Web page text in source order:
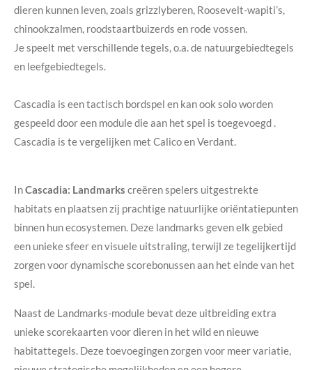
dieren kunnen leven, zoals grizzlyberen, Roosevelt-wapiti’s,
chinookzalmen, roodstaartbuizerds en rode vossen.
Je speelt met verschillende tegels, o.a. de natuurgebiedtegels
en leefgebiedtegels.
Cascadia is een tactisch bordspel en kan ook solo worden
gespeeld door een module die aan het spel is toegevoegd .
Cascadia is te vergelijken met Calico en Verdant.
InCascadia: Landmarks creëren spelers uitgestrekte
habitats en plaatsen zij prachtige natuurlijke oriëntatiepunten
binnen hun ecosystemen. Deze landmarks geven elk gebied
een unieke sfeer en visuele uitstraling, terwijl ze tegelijkertijd
zorgen voor dynamische scorebonussen aan het einde van het
spel.
Naast de Landmarks-module bevat deze uitbreiding extra
unieke scorekaarten voor dieren in het wild en nieuwe
habitattegels. Deze toevoegingen zorgen voor meer variatie,